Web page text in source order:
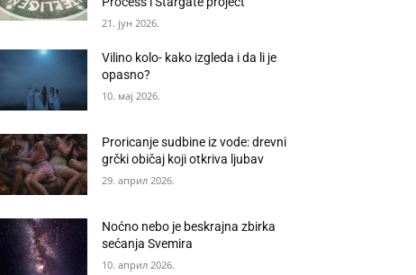
21. јун 2026.
Vilino kolo- kako izgleda i da li je
opasno?
10. мај 2026.
Proricanje sudbine iz vode: drevni
grčki običaj koji otkriva ljubav
29. април 2026.
Noćno nebo je beskrajna zbirka
sećanja Svemira
10. април 2026.